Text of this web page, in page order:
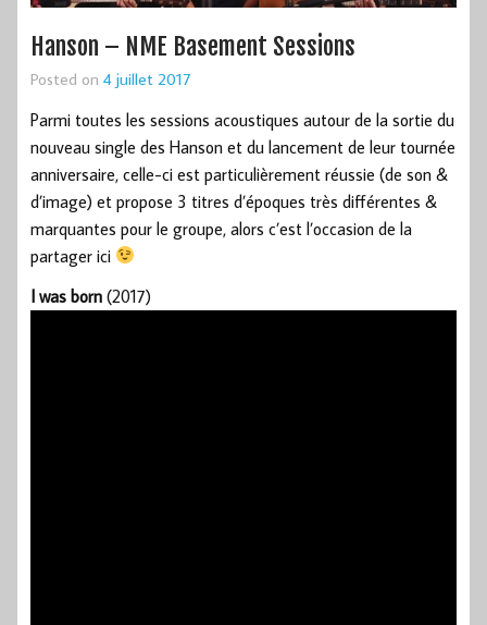
Hanson – NME Basement Sessions
Posted on 4 juillet 2017
Parmi toutes les sessions acoustiques autour de la sortie du
nouveau single des Hanson et du lancement de leur tournée
anniversaire, celle-ci est particulièrement réussie (de son &
d’image) et propose 3 titres d’époques très différentes &
marquantes pour le groupe, alors c’est l’occasion de la
partager ici
I was born (2017)